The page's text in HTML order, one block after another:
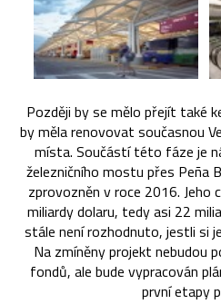
Později by se mělo přejít také
by měla renovovat současnou
místa. Součástí této fáze je
železničního mostu přes Peña
zprovozněn v roce 2016. Jeho
miliardy dolaru, tedy asi 22
stále není rozhodnuto, jestli si
Na zmíněny projekt nebudou
fondů, ale bude vypracován
první etapy